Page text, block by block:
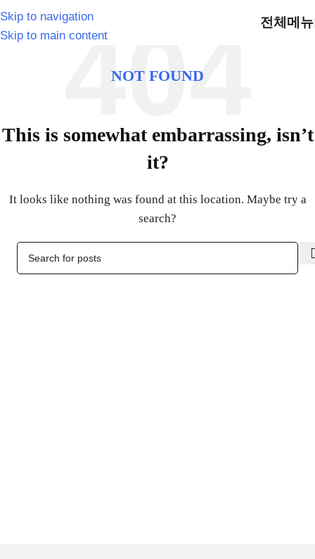
Skip to navigation
Skip to main content
전체메뉴
NOT FOUND
This is somewhat embarrassing, isn’t
it?
It looks like nothing was found at this location. Maybe try a
search?